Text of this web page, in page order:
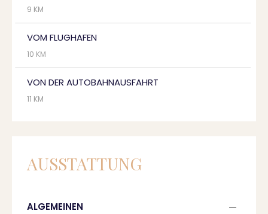
9 KM
VOM FLUGHAFEN
10 KM
VON DER AUTOBAHNAUSFAHRT
11 KM
AUSSTATTUNG
ALGEMEINEN